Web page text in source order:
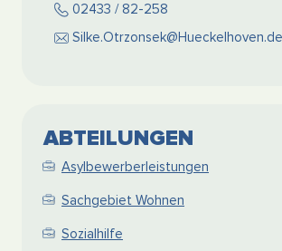
02433 / 82-258
Silke.Otrzonsek@Hueckelhoven.de
ABTEILUNGEN
Asylbewerberleistungen
Sachgebiet Wohnen
Sozialhilfe